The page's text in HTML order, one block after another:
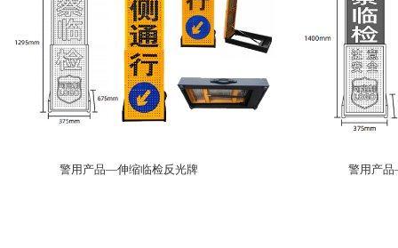
警用产品—伸缩临检反光牌 警用产